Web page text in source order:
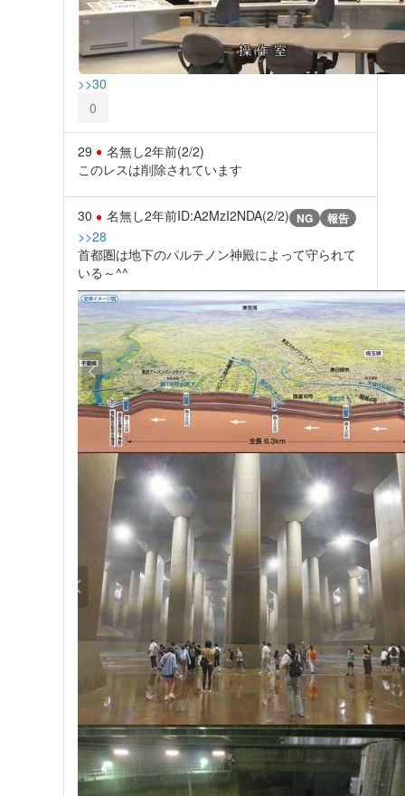
>>30
0
29 名無し2年前(2/2)
このレスは削除されています
30 名無し2年前ID:A2MzI2NDA(2/2) NG 報告
>>28
首都圏は地下のパルテノン神殿によって守られて
いる～^^